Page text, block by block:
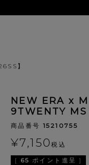
】
NEW ERA x
9TWENTY MS
商品番号 15210755
¥7,150税込
[ 65 ポイント進呈 ]